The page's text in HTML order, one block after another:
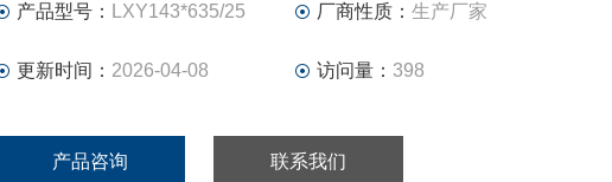
产品型号： LXY143*635/25 厂商性质： 生产厂家
更新时间： 2026-04-08 访问量： 398
产品咨询 联系我们